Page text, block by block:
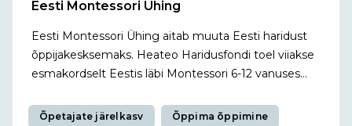
Eesti Montessori Ühing
Eesti Montessori Ühing aitab muuta Eesti haridust
õppijakesksemaks. Heateo Haridusfondi toel viiakse
esmakordselt Eestis läbi Montessori 6-12 vanuses...
Õpetajate järelkasv Õppima õppimine